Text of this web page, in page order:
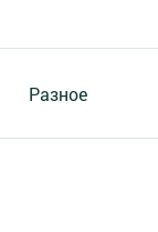
Разное